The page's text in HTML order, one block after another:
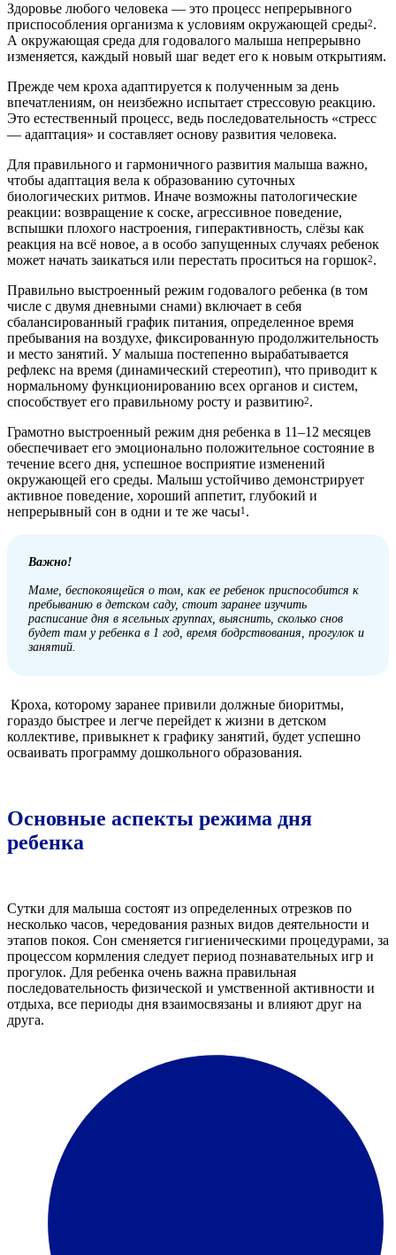
Здоровье любого человека — это процесс непрерывного
приспособления организма к условиям окружающей среды2.
А окружающая среда для годовалого малыша непрерывно
изменяется, каждый новый шаг ведет его к новым открытиям.
Прежде чем кроха адаптируется к полученным за день
впечатлениям, он неизбежно испытает стрессовую реакцию.
Это естественный процесс, ведь последовательность «стресс
— адаптация» и составляет основу развития человека.
Для правильного и гармоничного развития малыша важно,
чтобы адаптация вела к образованию суточных
биологических ритмов. Иначе возможны патологические
реакции: возвращение к соске, агрессивное поведение,
вспышки плохого настроения, гиперактивность, слёзы как
реакция на всё новое, а в особо запущенных случаях ребенок
может начать заикаться или перестать проситься на горшок2.
Правильно выстроенный режим годовалого ребенка (в том
числе с двумя дневными снами) включает в себя
сбалансированный график питания, определенное время
пребывания на воздухе, фиксированную продолжительность
и место занятий. У малыша постепенно вырабатывается
рефлекс на время (динамический стереотип), что приводит к
нормальному функционированию всех органов и систем,
способствует его правильному росту и развитию2.
Грамотно выстроенный режим дня ребенка в 11–12 месяцев
обеспечивает его эмоционально положительное состояние в
течение всего дня, успешное восприятие изменений
окружающей его среды. Малыш устойчиво демонстрирует
активное поведение, хороший аппетит, глубокий и
непрерывный сон в одни и те же часы1 .
Важно!
Маме, беспокоящейся о том, как ее ребенок приспособится к
пребыванию в детском саду, стоит заранее изучить
расписание дня в ясельных группах, выяснить, сколько снов
будет там у ребенка в 1 год, время бодрствования, прогулок и
занятий.
Кроха, которому заранее привили должные биоритмы,
гораздо быстрее и легче перейдет к жизни в детском
коллективе, привыкнет к графику занятий, будет успешно
осваивать программу дошкольного образования.
Основные аспекты режима дня
ребенка
Сутки для малыша состоят из определенных отрезков по
несколько часов, чередования разных видов деятельности и
этапов покоя. Сон сменяется гигиеническими процедурами, за
процессом кормления следует период познавательных игр и
прогулок. Для ребенка очень важна правильная
последовательность физической и умственной активности и
отдыха, все периоды дня взаимосвязаны и влияют друг на
друга.